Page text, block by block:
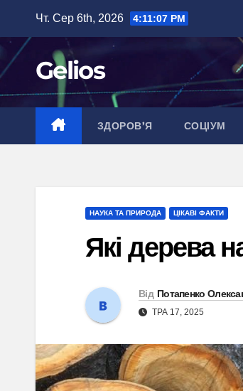
вмісту
Чт. Сер 6th, 2026 4:11:08 PM
Gelios
ЗДОРОВ’Я СОЦІУМ
НАУКА ТА ПРИРОДА ЦІКАВІ ФАКТИ
Які дерева
Від Потапенко
ТРА 17, 2025